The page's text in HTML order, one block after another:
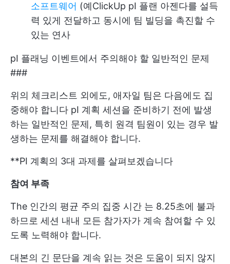
소프트웨어 (예ClickUp pI 플랜 아젠다를 설득
력 있게 전달하고 동시에 팀 빌딩을 촉진할 수
있는 연사
pI 플래닝 이벤트에서 주의해야 할 일반적인 문제
###
위의 체크리스트 외에도, 애자일 팀은 다음에도 집
중해야 합니다 pI 계획 세션을 준비하기 전에 발생
하는 일반적인 문제, 특히 원격 팀원이 있는 경우 발
생하는 문제를 해결해야 합니다.
**PI 계획의 3대 과제를 살펴보겠습니다
참여 부족
The 인간의 평균 주의 집중 시간 는 8.25초에 불과
하므로 세션 내내 모든 참가자가 계속 참여할 수 있
도록 노력해야 합니다.
대본의 긴 문단을 계속 읽는 것은 도움이 되지 않지